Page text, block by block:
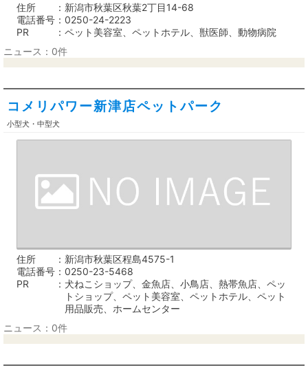
住所
新潟市秋葉区秋葉2丁目14-68
電話番号
0250-24-2223
PR
ペット美容室、ペットホテル、獣医師、動物病院
ニュース：0件
コメリパワー新津店ペットパーク
小型犬・中型犬
住所
新潟市秋葉区程島4575-1
電話番号
0250-23-5468
PR
犬ねこショップ、金魚店、小鳥店、熱帯魚店、ペッ
トショップ、ペット美容室、ペットホテル、ペット
用品販売、ホームセンター
ニュース：0件